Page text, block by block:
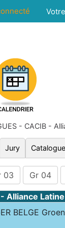
- CACIB -
Jury
03 Gr 04
- Alliance
BELGE